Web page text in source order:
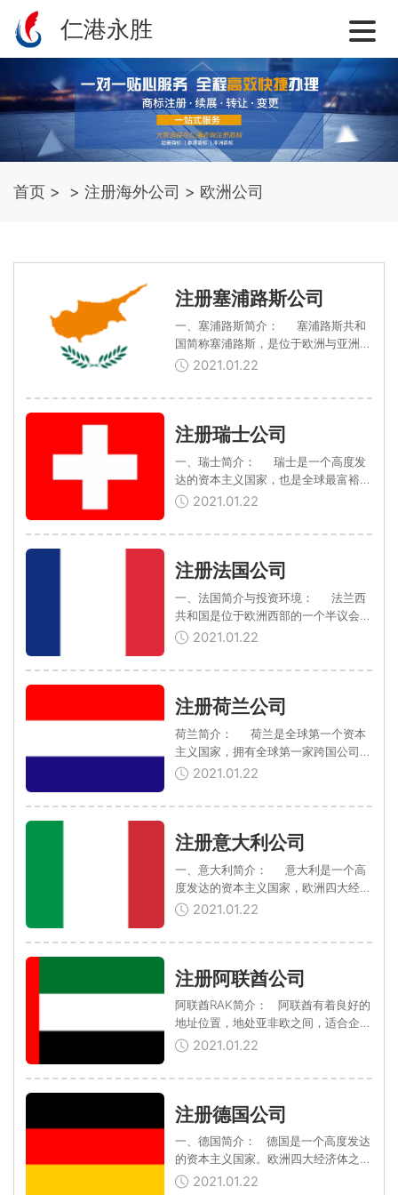
仁港永胜
首页 > > 注册海外公司 > 欧洲公司
注册塞浦路斯公司
一、塞浦路斯简介： 塞浦路斯共和
国简称塞浦路斯，是位于欧洲与亚洲交
界处的一个岛国，处于地中海东部，面
位置上属于亚洲，但在文化、政治上又
2021.01.22
注册瑞士公司
一、瑞士简介： 瑞士是一个高度发
达的资本主义国家，也是全球最富裕、
社会最安定、经济最发达和拥有最高生
有世界公园的美誉；其人均GDP一直
2021.01.22
注册法国公司
一、法国简介与投资环境： 法兰西
共和国是位于欧洲西部的一个半议会制
半总统制国家，现为法兰西第五共和
意大利、摩纳哥、安道尔、西班牙接
2021.01.22
注册荷兰公司
荷兰简介： 荷兰是全球第一个资本
主义国家，拥有全球第一家跨国公司和
股份有限公司（荷兰东印度公司），也
拥有欧洲基本港之一：鹿特丹港。低廉
2021.01.22
注册意大利公司
一、意大利简介： 意大利是一个高
度发达的资本主义国家，欧洲四大经济
体之一，也是欧盟和北约的创始会员
等重要国际组织的成员，意大利共拥有
2021.01.22
注册阿联酋公司
阿联酋RAK简介： 阿联酋有着良好的
地址位置，地处亚非欧之间，适合企业
作为业务拓展的中心;阿联酋是海湾地
易关系，并与多国签署双边贸易协定，
2021.01.22
注册德国公司
一、德国简介： 德国是一个高度发达
的资本主义国家。欧洲四大经济体之
一，其社会保障制度完善，国民具有极
2021.01.22